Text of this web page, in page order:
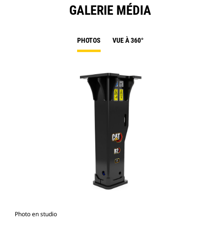
GALERIE MÉDIA
PHOTOS VUE À 360°
Photo en studio